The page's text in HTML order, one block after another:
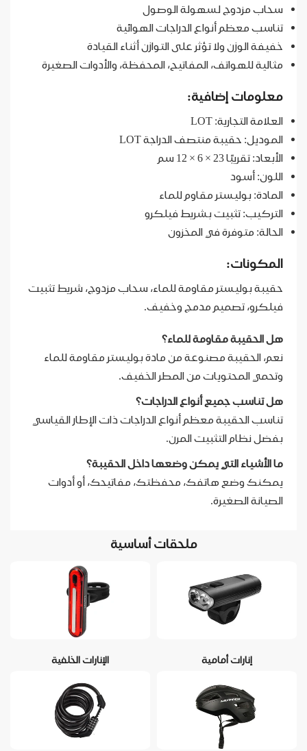
سحاب مزدوج لسهولة الوصول
تناسب معظم أنواع الدراجات الهوائية
خفيفة الوزن ولا تؤثر على التوازن أثناء القيادة
مثالية للهواتف، المفاتيح، المحفظة، والأدوات الصغيرة
معلومات إضافية:
العلامة التجارية: LOT
الموديل: حقيبة منتصف الدراجة LOT
الأبعاد: تقريبًا 23 × 6 × 12 سم
اللون: أسود
المادة: بوليستر مقاوم للماء
التركيب: تثبيت بشريط فيلكرو
الحالة: متوفرة في المخزون
المكونات:
حقيبة بوليستر مقاومة للماء، سحاب مزدوج، شريط تثبيت
فيلكرو، تصميم مدمج وخفيف.
هل الحقيبة مقاومة للماء؟
نعم، الحقيبة مصنوعة من مادة بوليستر مقاومة للماء
وتحمي المحتويات من المطر الخفيف.
هل تناسب جميع أنواع الدراجات؟
تناسب الحقيبة معظم أنواع الدراجات ذات الإطار القياسي
بفضل نظام التثبيت المرن.
ما الأشياء التي يمكن وضعها داخل الحقيبة؟
يمكنك وضع هاتفك، محفظتك، مفاتيحك، أو أدوات
الصيانة الصغيرة.
ملحقات أساسية
إنارات أمامية الإنارات الخلفية